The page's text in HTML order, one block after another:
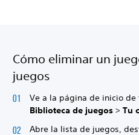
Cómo eliminar un
juegos
Ve a la página de inicio de
Biblioteca de juegos > Tu
Abre la lista de juegos,